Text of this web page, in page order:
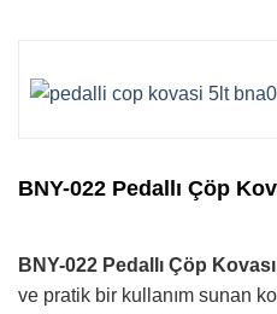
BNY-022 Pedallı Çöp
BNY-022 Pedallı Çöp Kovası
ve pratik bir kullanım sunan